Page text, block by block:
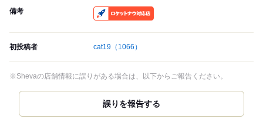
備考
初投稿者 cat19 （1066）
※Shevaの店舗情報に誤りがある場合は、以下からご報告ください。
誤りを報告する